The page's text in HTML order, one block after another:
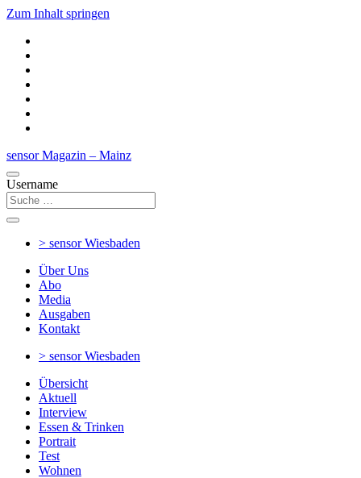
Zum Inhalt springen
sensor Magazin – Mainz
Username
> sensorWiesbaden
Über Uns
Abo
Media
Ausgaben
Kontakt
> sensorWiesbaden
Übersicht
Aktuell
Interview
Essen & Trinken
Portrait
Test
Wohnen